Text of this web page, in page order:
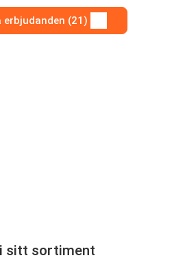
erbjudanden (21)
sitt sortiment